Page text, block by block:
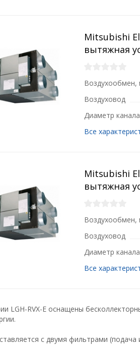
Mitsubishi
вытяжная
Воздухообмен,
Воздуховод
Диаметр
Все
Mitsubishi
вытяжная
Воздухообмен,
Воздуховод
Диаметр
Все
LGH-RVX-E оснащены
с двумя фильтрами (подача